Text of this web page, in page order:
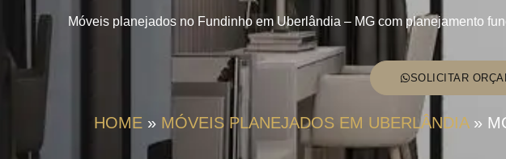
Móveis planejados no Fundinho em Uberlândia – MG com planejamento
SOLICITAR
HOME » MÓVEIS PLANEJADOS EM UBERLÂNDIA»